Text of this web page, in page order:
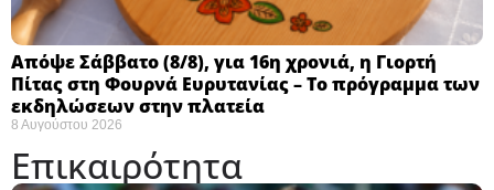
Απόψε Σάββατο (8/8), για 16η χρονιά, η Γιορτή
Πίτας στη Φουρνά Ευρυτανίας – Το πρόγραμμα των
εκδηλώσεων στην πλατεία
8 Αυγούστου 2026
Επικαιρότητα